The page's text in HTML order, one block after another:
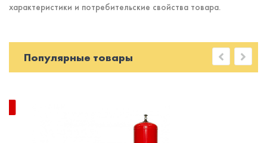
характеристики и потребительские свойства товара.
Популярные товары